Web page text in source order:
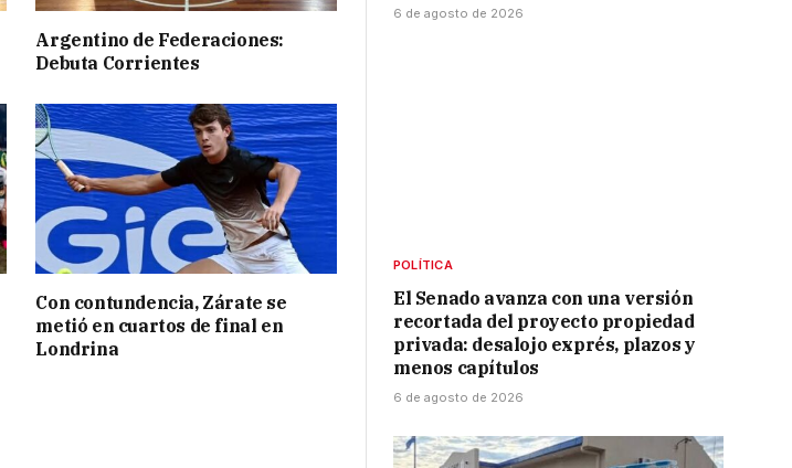
Argentino de Federaciones:
Debuta Corrientes
Con contundencia, Zárate se
metió en cuartos de final en
Londrina
6 de agosto de 2026
POLÍTICA
El Senado avanza con una versión
recortada del proyecto propiedad
privada: desalojo exprés, plazos y
menos capítulos
6 de agosto de 2026